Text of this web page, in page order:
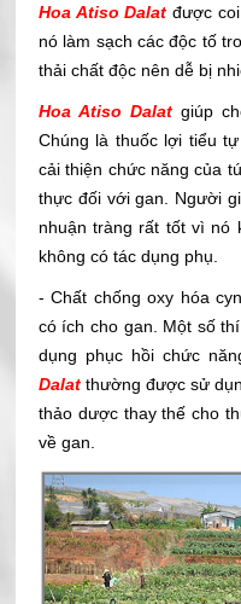
Hoa Atiso Dalat được
nó làm sạch các độc tố
thải chất độc nên dễ bị
Hoa Atiso Dalatgiúp
Chúng là thuốc lợi tiểu
cải thiện chức năng của
thực đối với gan. Người
nhuận tràng rất tốt vì nó
không có tác dụng phụ.
- Chất chống oxy hóa
có ích cho gan. Một số
dụng phục hồi chức
Dalatthường được sử
thảo dược thay thế cho
về gan.